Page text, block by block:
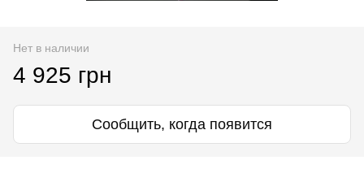
Нет в наличии
4 925 грн
Сообщить, когда появится